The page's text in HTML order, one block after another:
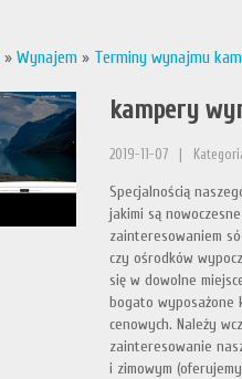
» Wynajem » Terminy wynajmu
kampery
2019-11-07
Specjalnością
jakimi są
zainteresowaniem
czy ośrodków
się w dowolne
bogato wyposażone
cenowych. Należy
zainteresowanie
i zimowym